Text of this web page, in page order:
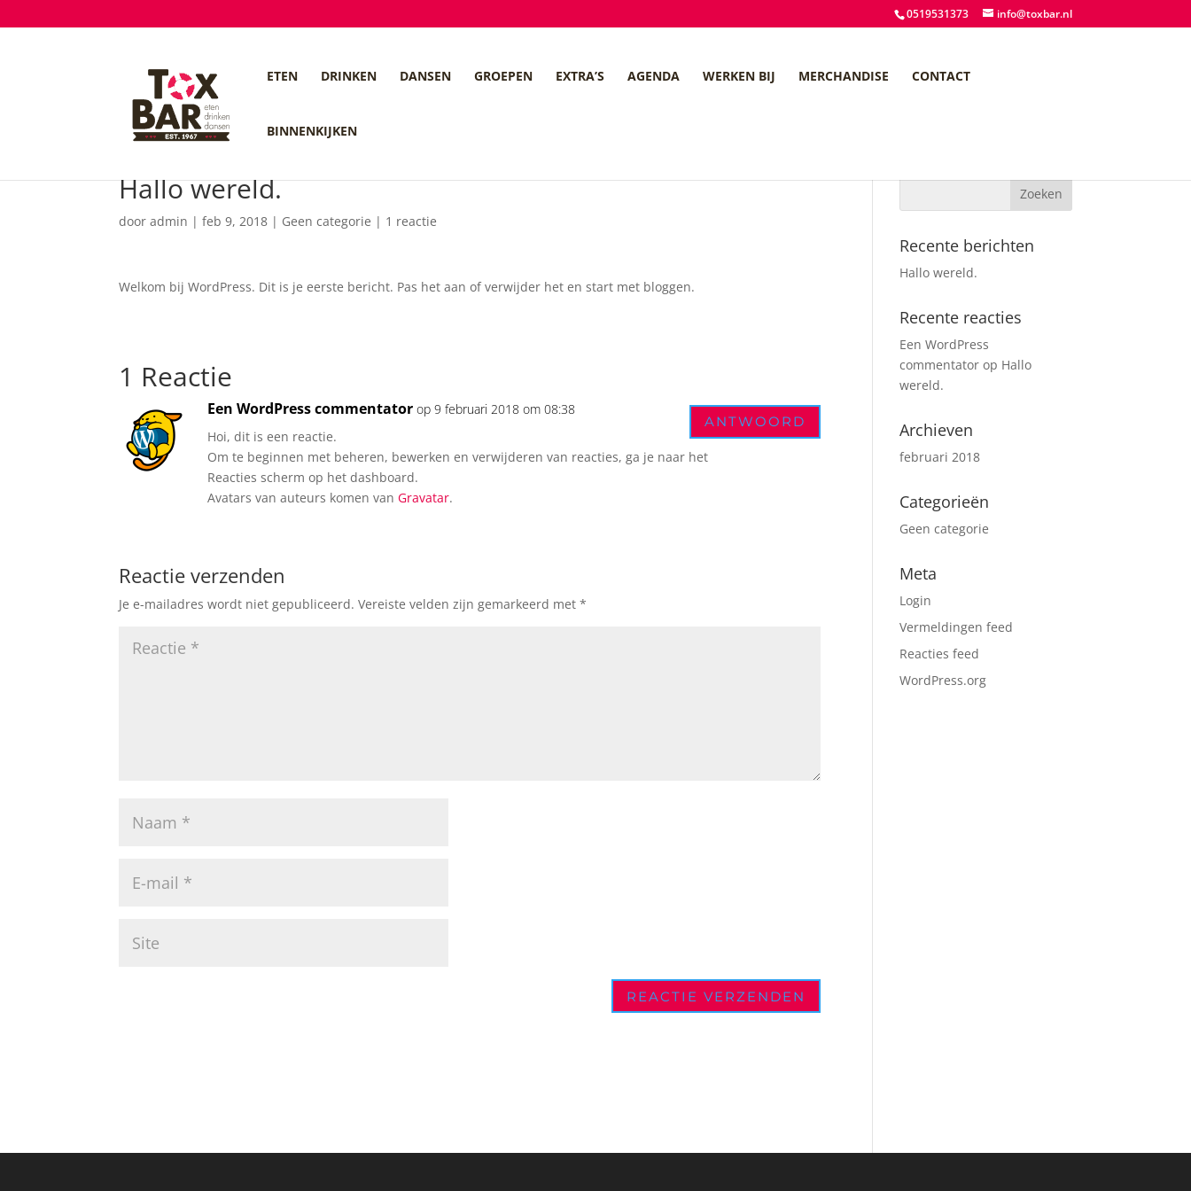
0519531373 info@toxbar.nl
ETEN DRINKEN DANSEN GROEPEN EXTRA’S AGENDA WERKEN BIJ MERCHANDISE CONTACT
BINNENKIJKEN
Hallo wereld.
dooradmin |feb 9, 2018 | Geen categorie | 1 reactie
Welkom bij WordPress. Dit is je eerste bericht. Pas het aan of verwijder het en start met bloggen.
1 Reactie
Een WordPress commentator op 9 februari 2018 om 08:38
Hoi, dit is een reactie.
Om te beginnen met beheren, bewerken en verwijderen van reacties, ga je naar het
Reacties scherm op het dashboard.
Avatars van auteurs komen vanGravatar.
ANTWOORD
Reactie verzenden
Je e-mailadres wordt niet gepubliceerd. Vereiste velden zijn gemarkeerd met*
Recente berichten
Hallo wereld.
Recente reacties
Een WordPress
commentator op Hallo
wereld.
Archieven
februari 2018
Categorieën
Geen categorie
Meta
Login
Vermeldingen feed
Reacties feed
WordPress.org